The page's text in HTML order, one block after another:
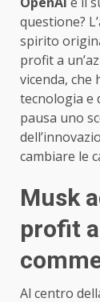
questione?
spirito
profit a
vicenda, che
tecnologia e
pausa uno
cambiare le
Musk
profit
Al centro